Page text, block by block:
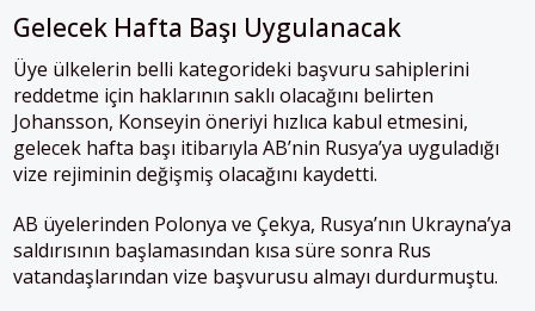
Gelecek Hafta Başı Uygulanacak
Üye ülkelerin belli kategorideki başvuru sahiplerini
reddetme için haklarının saklı olacağını belirten
Johansson, Konseyin öneriyi hızlıca kabul etmesini,
gelecek hafta başı itibarıyla AB’nin Rusya’ya uyguladığı
vize rejiminin değişmiş olacağını kaydetti.
AB üyelerinden Polonya ve Çekya, Rusya’nın Ukrayna’ya
saldırısının başlamasından kısa süre sonra Rus
vatandaşlarından vize başvurusu almayı durdurmuştu.